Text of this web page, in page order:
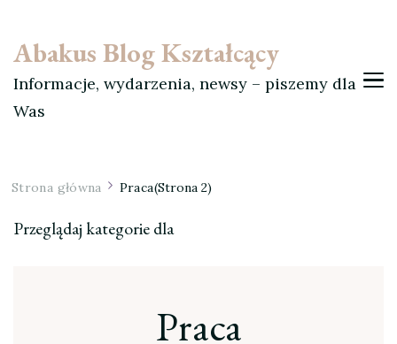
Abakus Blog Kształcący
Informacje, wydarzenia, newsy – piszemy dla
Was
Strona główna Praca(Strona 2)
Przeglądaj kategorie dla
Praca